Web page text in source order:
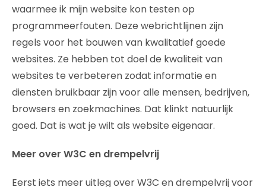
waarmee ik mijn website kon testen op
programmeerfouten. Deze webrichtlijnen zijn
regels voor het bouwen van kwalitatief goede
websites. Ze hebben tot doel de kwaliteit van
websites te verbeteren zodat informatie en
diensten bruikbaar zijn voor alle mensen, bedrijven,
browsers en zoekmachines. Dat klinkt natuurlijk
goed. Dat is wat je wilt als website eigenaar.
Meer over W3C en drempelvrij
Eerst iets meer uitleg over W3C en drempelvrij voor